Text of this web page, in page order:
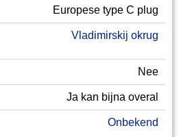
Europese type C plug
Vladimirskij okrug
Nee
Ja kan bijna overal
Onbekend